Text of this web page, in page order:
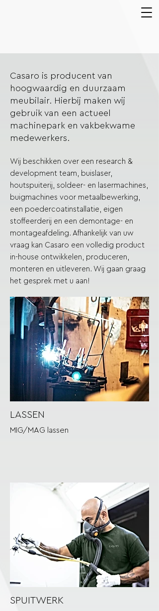
Casaro is producent van
hoogwaardig en duurzaam
meubilair. Hierbij maken wij
gebruik van een actueel
machinepark en vakbekwame
medewerkers.
Wij beschikken over een research &
development team, buislaser,
houtspuiterij, soldeer- en lasermachines,
buigmachines voor metaalbewerking,
een poedercoatinstallatie, eigen
stoffeerderij en een demontage- en
montageafdeling. Afhankelijk van uw
vraag kan Casaro een volledig product
in-house ontwikkelen, produceren,
monteren en uitleveren. Wij gaan graag
het gesprek met u aan!
LASSEN
MIG/MAG lassen
SPUITWERK